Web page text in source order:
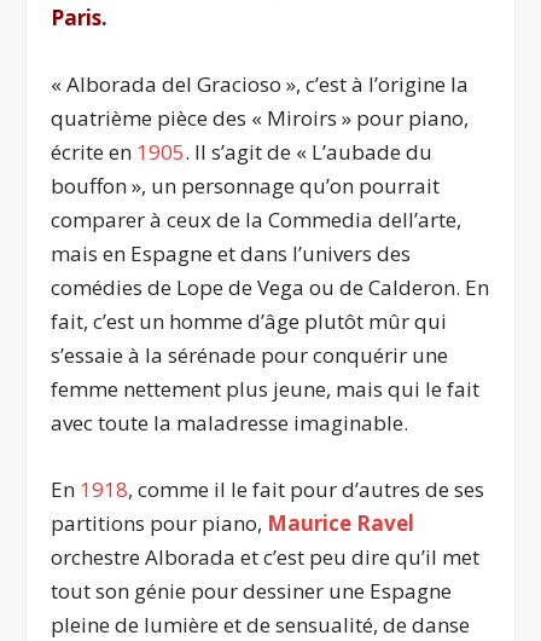
Paris.
« Alborada del Gracioso », c’est à l’origine la
quatrième pièce des « Miroirs » pour piano,
écrite en 1905. Il s’agit de « L’aubade du
bouffon », un personnage qu’on pourrait
comparer à ceux de la Commedia dell’arte,
mais en Espagne et dans l’univers des
comédies de Lope de Vega ou de Calderon. En
fait, c’est un homme d’âge plutôt mûr qui
s’essaie à la sérénade pour conquérir une
femme nettement plus jeune, mais qui le fait
avec toute la maladresse imaginable.
En 1918, comme il le fait pour d’autres de ses
partitions pour piano, Maurice Ravel
orchestre Alborada et c’est peu dire qu’il met
tout son génie pour dessiner une Espagne
pleine de lumière et de sensualité, de danse